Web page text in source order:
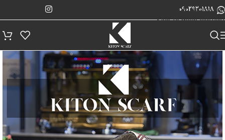
Skip to navigation
Skip to main content
09029201818